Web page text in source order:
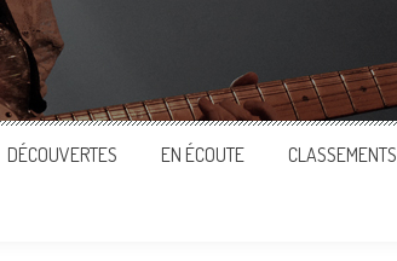
DÉCOUVERTES EN ÉCOUTE CLASSEMENTS